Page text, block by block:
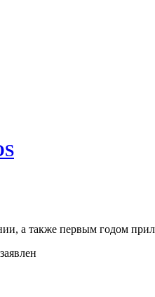
а также первым годом